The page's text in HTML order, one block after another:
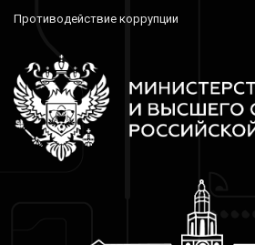
Противодействие коррупции